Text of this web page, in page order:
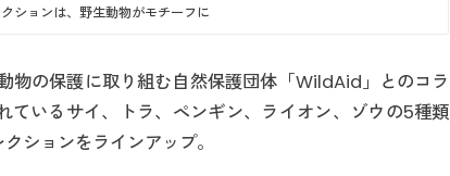
ションは、野生動物がモチーフに
物の保護に取り組む自然保護団体「WildAid」とのコラ
ているサイ、トラ、ペンギン、ライオン、ゾウの5種類
ションをラインアップ。